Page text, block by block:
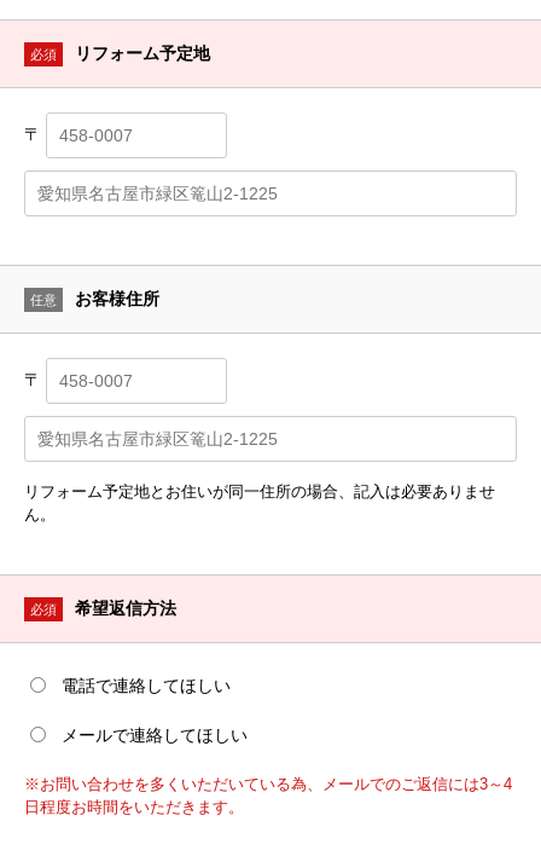
必須 リフォーム予定地
〒
任意 お客様住所
〒
リフォーム予定地とお住いが同一住所の場合、記入は必要ありませ
ん。
必須 希望返信方法
電話で連絡してほしい
メールで連絡してほしい
※お問い合わせを多くいただいている為、メールでのご返信には3～4
日程度お時間をいただきます。